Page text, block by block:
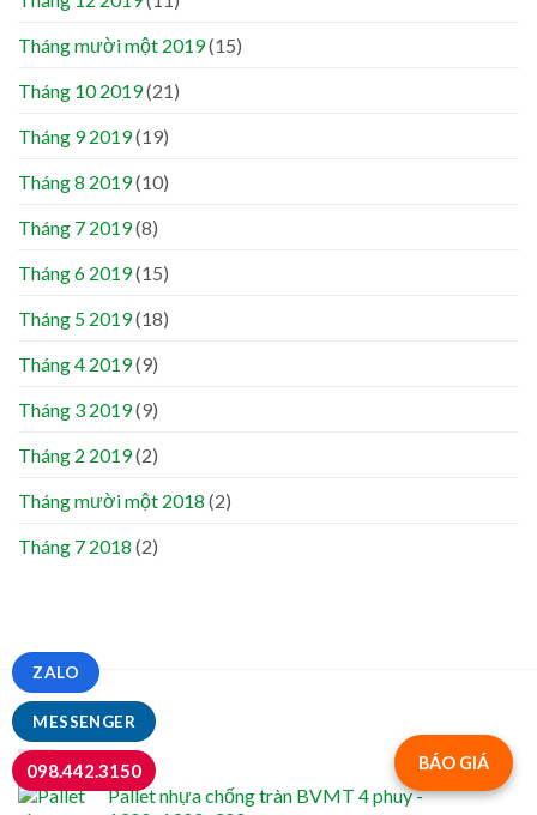
Tháng mười một 2019(15)
Tháng 10 2019(21)
Tháng 9 2019(19)
Tháng 8 2019(10)
Tháng 7 2019(8)
Tháng 6 2019(15)
Tháng 5 2019(18)
Tháng 4 2019(9)
Tháng 3 2019(9)
Tháng 2 2019(2)
Tháng mười một 2018 (2)
Tháng 7 2018 (2)
MỚI NHẤT
Pallet nhựa chống tràn BVMT 4 phuy -
BÁO GIÁ
MESSENGER
ZALO
098.442.3150